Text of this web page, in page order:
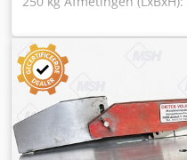
1998 - Documentatie
aanwezig: Nee -
hoofdmotor [kW]: 11.0 -
Max. werkstukhoogte
Voltage [V]: 415 -
- Vermogen [kW]: 11.0 -
1100mm x 2670mm (l x b
250kg - Transportcolli [st.]: